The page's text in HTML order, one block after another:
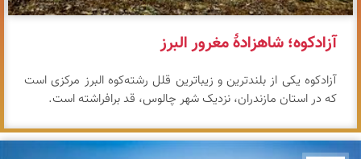
آزادکوه؛ شاهزادهٔ مغرور البرز
آزادکوه یکی از بلندترین و زیباترین قلل رشته‌کوه البرز مرکزی است
که در استان مازندران، نزدیک شهر چالوس، قد برافراشته است.